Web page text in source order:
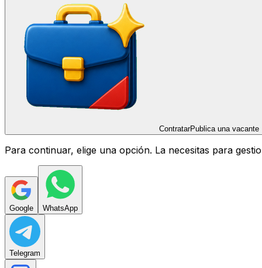
ContratarPublica una vacante
Para continuar, elige una opción. La necesitas para
Google WhatsApp
Telegram